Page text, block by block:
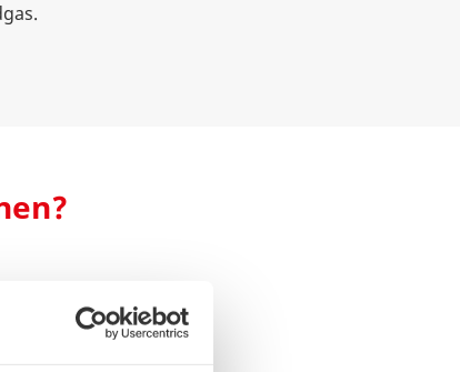
Nutzung
Verfahren für